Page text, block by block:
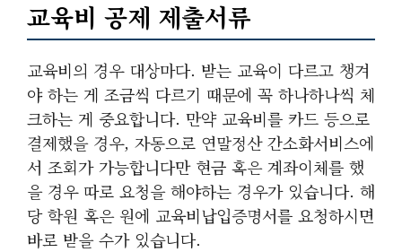
교육비 공제 제출서류
교육비의 경우 대상마다. 받는 교육이 다르고 챙겨
야 하는 게 조금씩 다르기 때문에 꼭 하나하나씩 체
크하는 게 중요합니다. 만약 교육비를 카드 등으로
결제했을 경우, 자동으로 연말정산 간소화서비스에
서 조회가 가능합니다만 현금 혹은 계좌이체를 했
을 경우 따로 요청을 해야하는 경우가 있습니다. 해
당 학원 혹은 원에 교육비납입증명서를 요청하시면
바로 받을 수가 있습니다.